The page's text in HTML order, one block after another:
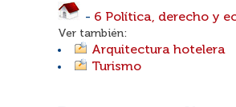
- 6 Política, derecho y
Ver también:
Arquitectura hotelera
Turismo